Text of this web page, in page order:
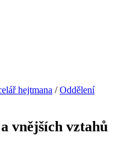
hejtmana /Oddělení
vnějších vztahů